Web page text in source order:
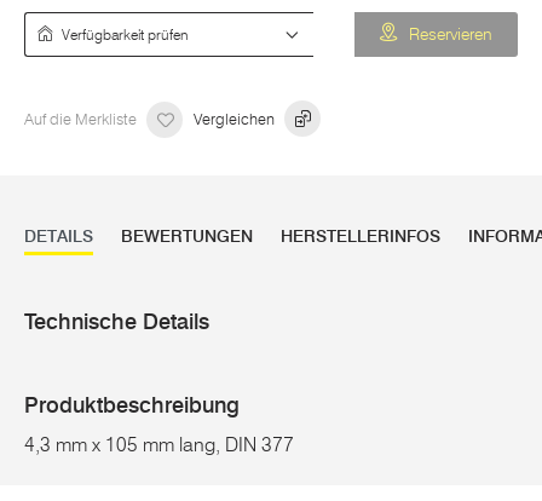
Reservieren
Auf die Merkliste Vergleichen
DETAILS BEWERTUNGEN HERSTELLERINFOS
Technische Details
Produktbeschreibung
4,3 mm x 105 mm lang, DIN 377